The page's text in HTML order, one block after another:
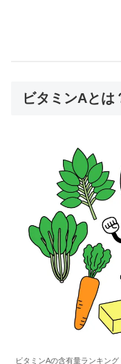
ビタミンAとは
ビタミンAの含有量ランキン